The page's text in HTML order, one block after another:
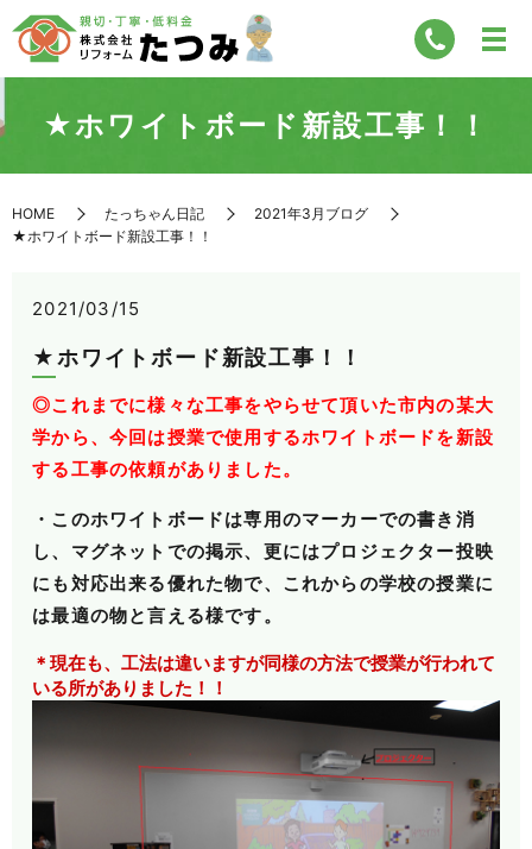
★ホワイトボード新設工事！！
HOME たっちゃん日記
2021年3月ブログ
★ホワイトボード新設工事！！
2021/03/15
★ホワイトボード新設工事！！
◎これまでに様々な工事をやらせて頂いた市内の某大
学から、今回は授業で使用するホワイトボードを新設
する工事の依頼がありました。
・このホワイトボードは専用のマーカーでの書き消
し、マグネットでの掲示、更にはプロジェクター投映
にも対応出来る優れた物で、これからの学校の授業に
は最適の物と言える様です。
＊現在も、工法は違いますが同様の方法で授業が行われて
いる所がありました！！